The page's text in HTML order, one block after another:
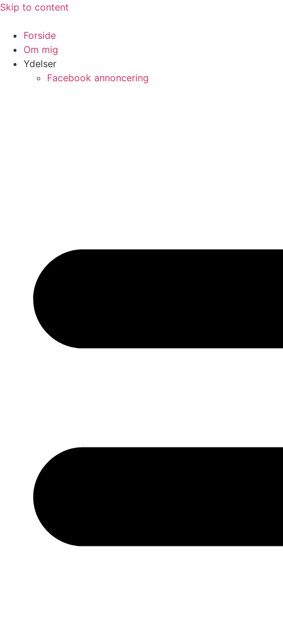
Skip to content
Forside
Om mig
Ydelser
Facebook annoncering